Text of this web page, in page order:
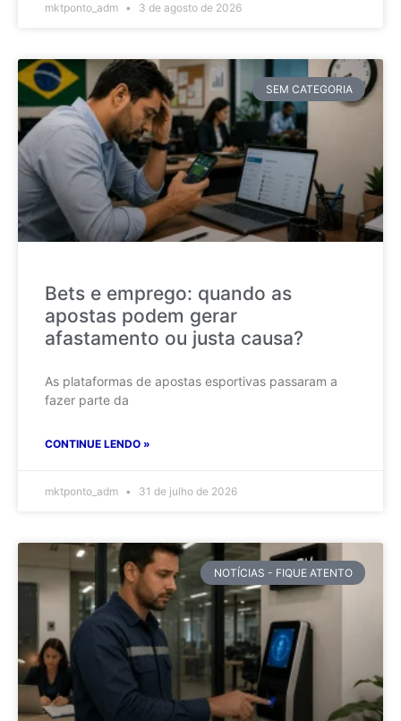
mktponto_adm 3 de agosto de 2026
SEM CATEGORIA
Bets e emprego: quando as
apostas podem gerar
afastamento ou justa causa?
As plataformas de apostas esportivas passaram a
fazer parte da
CONTINUE LENDO »
mktponto_adm 31 de julho de 2026
NOTÍCIAS - FIQUE ATENTO